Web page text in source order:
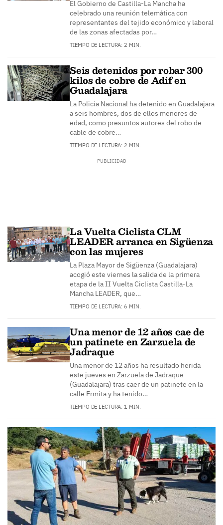
El Gobierno de Castilla-La Mancha ha
celebrado una reunión telemática con
representantes del tejido económico y laboral
de las zonas afectadas por…
TIEMPO DE LECTURA: 2 MIN.
Seis detenidos por robar 300
kilos de cobre de Adif en
Guadalajara
La Policía Nacional ha detenido en Guadalajara
a seis hombres, dos de ellos menores de
edad, como presuntos autores del robo de
cable de cobre…
TIEMPO DE LECTURA: 2 MIN.
La Vuelta Ciclista CLM
LEADER arranca en Sigüenza
con las mujeres
La Plaza Mayor de Sigüenza (Guadalajara)
acogió este viernes la salida de la primera
etapa de la II Vuelta Ciclista Castilla-La
Mancha LEADER, que…
TIEMPO DE LECTURA: 6 MIN.
Una menor de 12 años cae de
un patinete en Zarzuela de
Jadraque
Una menor de 12 años ha resultado herida
este jueves en Zarzuela de Jadraque
(Guadalajara) tras caer de un patinete en la
calle Ermita y ha tenido…
TIEMPO DE LECTURA: 1 MIN.